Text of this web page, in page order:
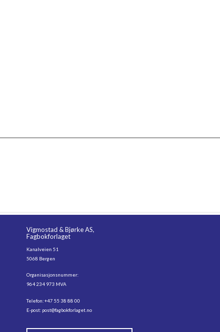
Vigmostad & Bjørke AS,
Fagbokforlaget
Kanalveien 51
5068 Bergen
Organisasjonsnummer:
964 234 973 MVA
Telefon: +47 55 38 88 00
E-post: post@fagbokforlaget.no